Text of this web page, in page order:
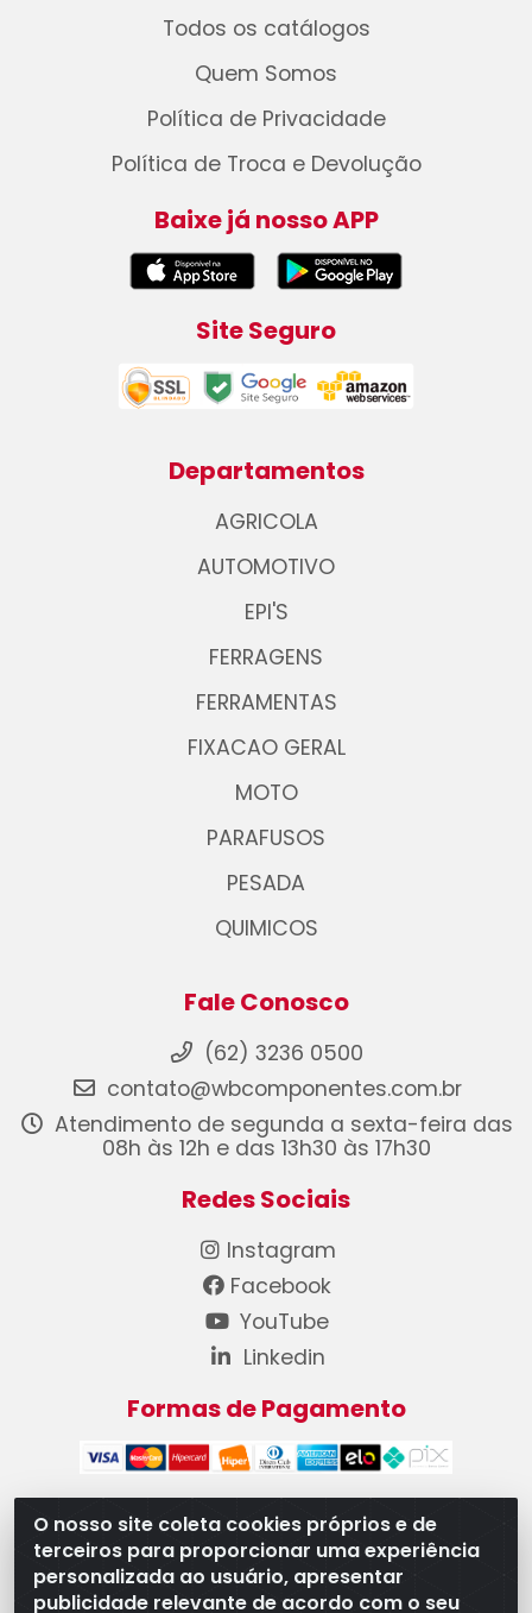
O nosso site coleta cookies próprios e de
terceiros para proporcionar uma experiência
personalizada ao usuário, apresentar
publicidade relevante de acordo com o seu
Todos os catálogos
Quem Somos
Política de Privacidade
Política de Troca e Devolução
Baixe já nosso APP
Site Seguro
Departamentos
AGRICOLA
AUTOMOTIVO
EPI'S
FERRAGENS
FERRAMENTAS
FIXACAO GERAL
MOTO
PARAFUSOS
PESADA
QUIMICOS
Fale Conosco
(62) 3236 0500
contato@wbcomponentes.com.br
Atendimento de segunda a sexta-feira das
08h às 12h e das 13h30 às 17h30
Redes Sociais
Instagram
Facebook
YouTube
Linkedin
Formas de Pagamento
WB Componentes Automotivos LTDA - CNPJ
08.528.393/0001-12 - Rua do Níquel, 667 - Parque
Oeste Industrial, Goiânia/GO - CEP 74375-660